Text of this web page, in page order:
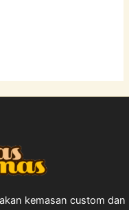
kemasan custom dan